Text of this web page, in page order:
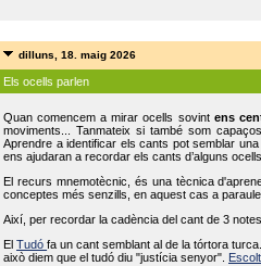
dilluns, 18. maig 2026
Els ocells parlen
Quan comencem a mirar ocells sovint ens
moviments... Tanmateix si també som
Aprendre a identificar els cants pot semblar
ens ajudaran a recordar els cants d’alguns
El recurs mnemotècnic, és una tècnica
conceptes més senzills, en aquest cas a
Així, per recordar la cadència del cant de 3
ElTudófa un cant semblant al de la tórtora
això diem que el tudó diu "justícia senyor".